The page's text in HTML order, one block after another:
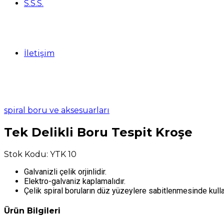
S.S.S.
İletişim
spiral boru ve aksesuarları
Tek Delikli Boru Tespit Kroşe
Stok Kodu: YTK 10
Galvanizli çelik orjinlidir.
Elektro-galvaniz kaplamalıdır.
Çelik spiral boruların düz yüzeylere sabitlenmesinde
Ürün Bilgileri